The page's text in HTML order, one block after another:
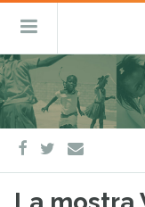
Salta
al
contenuto
Menu
facebook
twitter
e-
mail